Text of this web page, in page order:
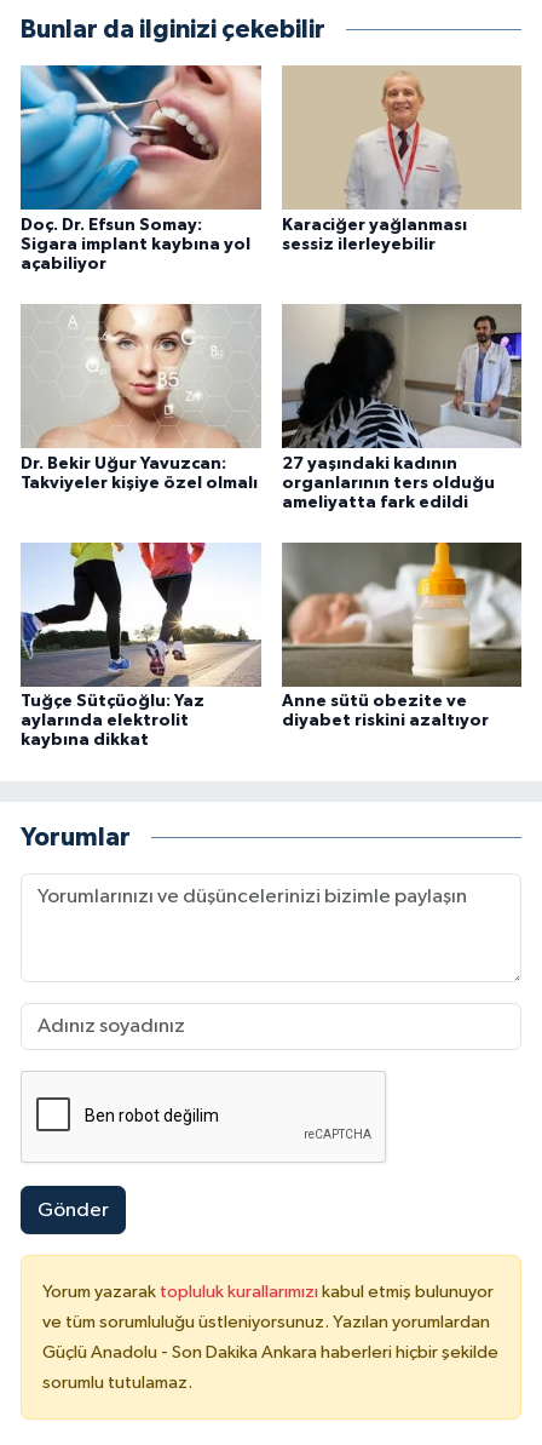
Bunlar da ilginizi çekebilir
Doç. Dr. Efsun Somay:
Sigara implant kaybına yol
açabiliyor
Karaciğer yağlanması
sessiz ilerleyebilir
Dr. Bekir Uğur Yavuzcan:
Takviyeler kişiye özel olmalı
27 yaşındaki kadının
organlarının ters olduğu
ameliyatta fark edildi
Tuğçe Sütçüoğlu: Yaz
aylarında elektrolit
kaybına dikkat
Anne sütü obezite ve
diyabet riskini azaltıyor
Yorumlar
Gönder
Yorum yazarak topluluk kurallarımızı kabul etmiş bulunuyor
ve tüm sorumluluğu üstleniyorsunuz. Yazılan yorumlardan
Güçlü Anadolu - Son Dakika Ankara haberleri hiçbir şekilde
sorumlu tutulamaz.